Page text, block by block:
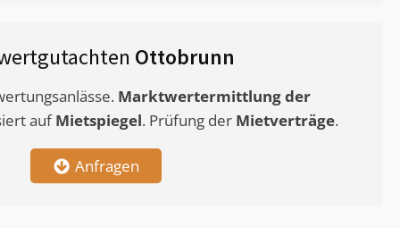
Ottobrunn
Marktwertermittlungder
aufMietspiegel. Prüfung der Mietverträge.
Anfragen